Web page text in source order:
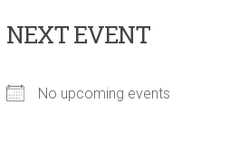
NEXT EVENT
No upcoming events